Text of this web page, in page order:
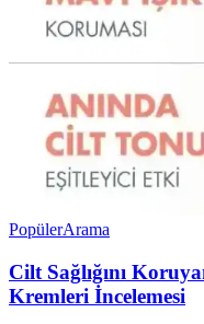
PopülerArama
Cilt Sağlığını
Kremleri İncelemesi